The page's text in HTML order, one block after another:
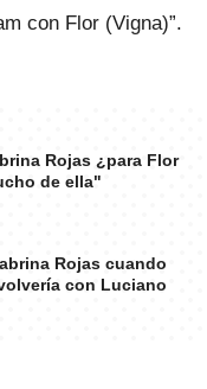
con Flor (Vigna)”.
Rojas ¿para Flor
de ella"
Rojas cuando
con Luciano